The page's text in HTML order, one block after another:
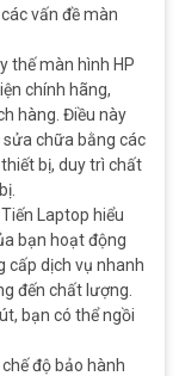
vấn đề màn
thế màn hình HP
chính hãng,
hàng. Điều này
chữa bằng các
bị, duy trì chất
Laptop hiểu
bạn hoạt động
cấp dịch vụ nhanh
đến chất lượng.
bạn có thể ngồi
độ bảo hành